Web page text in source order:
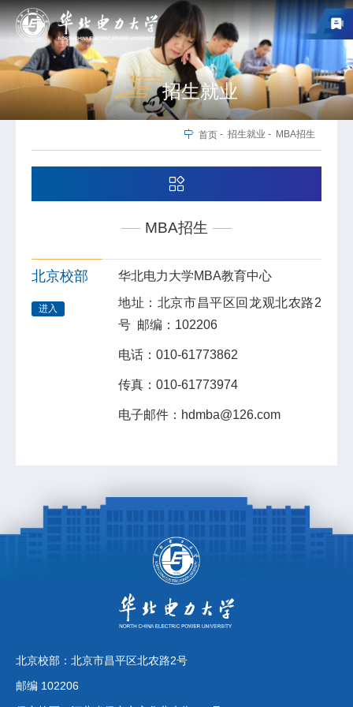
招生就业
首页 - 招生就业 - MBA招生
MBA招生
北京校部
进入
华北电力大学MBA教育中心
地址：北京市昌平区回龙观北农路2
号 邮编：102206
电话：010-61773862
传真：010-61773974
电子邮件：hdmba@126.com
北京校部：北京市昌平区北农路2号
邮编 102206